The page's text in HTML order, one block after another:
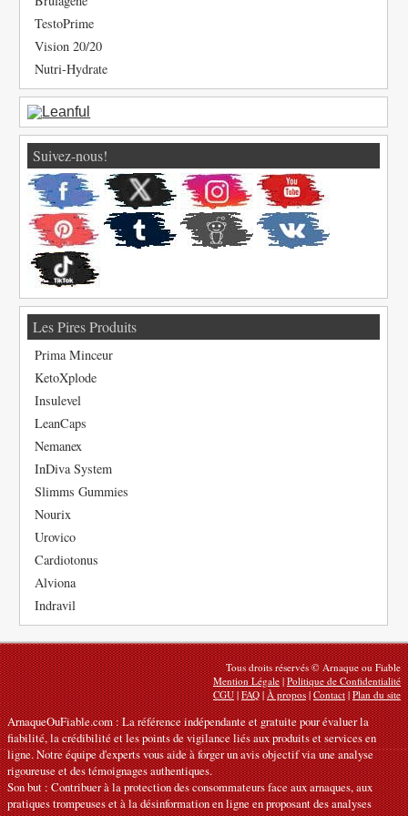
TestoPrime
Vision 20/20
Nutri-Hydrate
Suivez-nous!
Les Pires Produits
Prima Minceur
KetoXplode
Insulevel
LeanCaps
Nemanex
InDiva System
Slimms Gummies
Nourix
Urovico
Cardiotonus
Alviona
Indravil
Tous droits réservés © Arnaque ou Fiable
Mention Légale|Politique de Confidentialité
CGU|FAQ|À propos|Contact|Plan du site
ArnaqueOuFiable.com : La référence indépendante et gratuite pour évaluer la
fiabilité, la crédibilité et les points de vigilance liés aux produits et services en
ligne. Notre équipe d'experts vous aide à forger un avis objectif via une analyse
rigoureuse et des témoignages authentiques.
Son but : Contribuer à la protection des consommateurs face aux arnaques, aux
pratiques trompeuses et à la désinformation en ligne en proposant des analyses